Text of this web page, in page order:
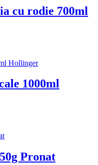
cu rodie 700ml
1000ml
Pronat